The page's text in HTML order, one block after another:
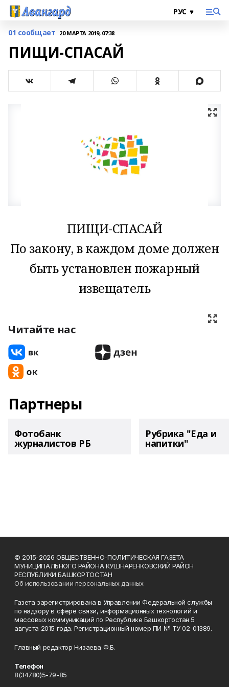
01 сообщает 20 МАРТА 2019, 07:38
ПИЩИ-СПАСАЙ
ПИЩИ-СПАСАЙ
По закону, в каждом доме должен
быть установлен пожарный
извещатель
Читайте нас
Партнеры
Фотобанк
журналистов РБ
Рубрика "Еда и
напитки"
© 2015-2026 ОБЩЕСТВЕННО-ПОЛИТИЧЕСКАЯ ГАЗЕТА
МУНИЦИПАЛЬНОГО РАЙОНА КУШНАРЕНКОВСКИЙ РАЙОН
РЕСПУБЛИКИ БАШКОРТОСТАН
Об использовании персональных данных
Газета зарегистрирована в Управлении Федеральной службы
по надзору в сфере связи, информационных технологий и
массовых коммуникаций по Республике Башкортостан 5
августа 2015 года. Регистрационный номер ПИ № ТУ 02-01389.
Главный редактор Низаева Ф.Б.
Телефон
8(34780)5-79-85